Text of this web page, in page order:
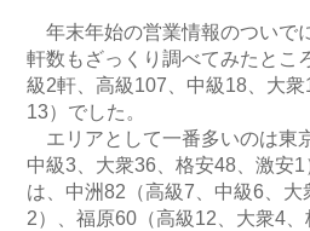
年末年始の営業情報のついで
軒数もざっくり調べてみたとこ
級2軒、高級107、中級18、大
13）でした。
エリアとして一番多いのは東
中級3、大衆36、格安48、激安
は、中洲82（高級7、中級6、大
2）、福原60（高級12、大衆4